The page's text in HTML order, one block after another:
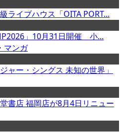
ライブハウス「OITA PORT...
」10月31日開催 小...
マンガ
ャー・シングス 未知の世界」
書店 福岡店が8月4日リニュー